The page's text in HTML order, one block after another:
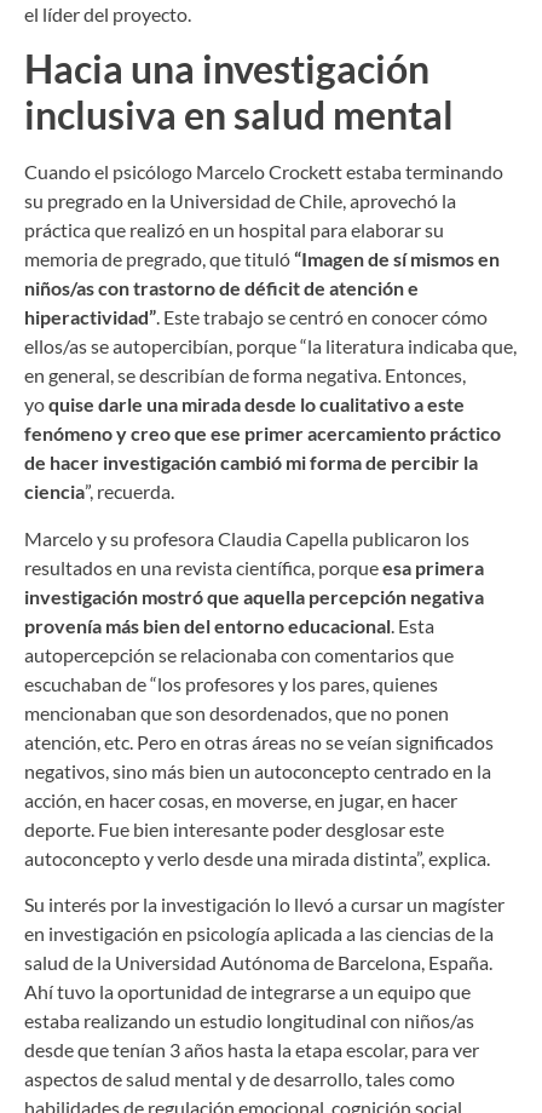
el líder del proyecto.
Hacia una investigación
inclusiva en salud mental
Cuando el psicólogo Marcelo Crockett estaba terminando
su pregrado en la Universidad de Chile, aprovechó la
práctica que realizó en un hospital para elaborar su
memoria de pregrado, que tituló“Imagen de sí mismos en
niños/as con trastorno de déficit de atención e
hiperactividad”. Este trabajo se centró en conocer cómo
ellos/as se autopercibían, porque “la literatura indicaba que,
en general, se describían de forma negativa. Entonces,
yoquise darle una mirada desde lo cualitativo a este
fenómeno y creo que ese primer acercamiento práctico
de hacer investigación cambió mi forma de percibir la
ciencia”, recuerda.
Marcelo y su profesora Claudia Capella publicaron los
resultados en una revista científica, porqueesa primera
investigación mostró que aquella percepción negativa
provenía más bien del entorno educacional . Esta
autopercepción se relacionaba con comentarios que
escuchaban de “los profesores y los pares, quienes
mencionaban que son desordenados, que no ponen
atención, etc. Pero en otras áreas no se veían significados
negativos, sino más bien un autoconcepto centrado en la
acción, en hacer cosas, en moverse, en jugar, en hacer
deporte. Fue bien interesante poder desglosar este
autoconcepto y verlo desde una mirada distinta”, explica.
Su interés por la investigación lo llevó a cursar un magíster
en investigación en psicología aplicada a las ciencias de la
salud de la Universidad Autónoma de Barcelona, España.
Ahí tuvo la oportunidad de integrarse a un equipo que
estaba realizando un estudio longitudinal con niños/as
desde que tenían 3 años hasta la etapa escolar, para ver
aspectos de salud mental y de desarrollo, tales como
habilidades de regulación emocional, cognición social,